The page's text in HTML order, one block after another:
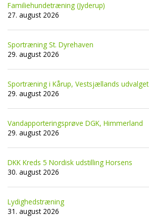
Familiehundetræning (Jyderup)
27. august 2026
Sportræning St. Dyrehaven
29. august 2026
Sportræning i Kårup, Vestsjællands udvalget
29. august 2026
Vandapporteringsprøve DGK, Himmerland
29. august 2026
DKK Kreds 5 Nordisk udstilling Horsens
30. august 2026
Lydighedstræning
31. august 2026